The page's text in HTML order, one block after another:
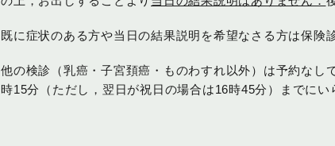
既に症状のある方や当日の結果説明を希望なさる方は保険
他の検診（乳癌・子宮頚癌・ものわすれ以外）は予約なし
時15分（ただし，翌日が祝日の場合は16時45分）までにい